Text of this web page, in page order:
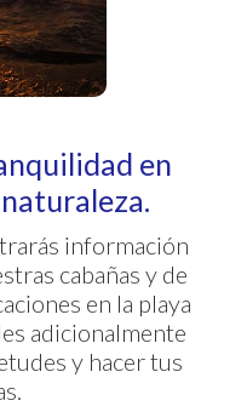
en
información
cabañas y de
en la playa
adicionalmente
y hacer tus